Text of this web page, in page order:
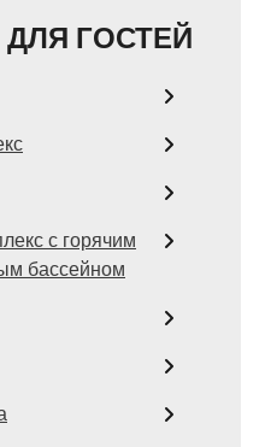
ГОСТЕЙ
с горячим
бассейном